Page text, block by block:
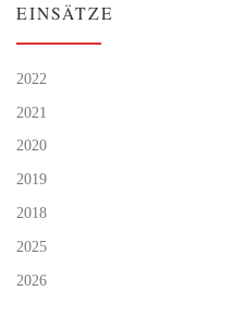
EINSÄTZE
2022
2021
2020
2019
2018
2025
2026